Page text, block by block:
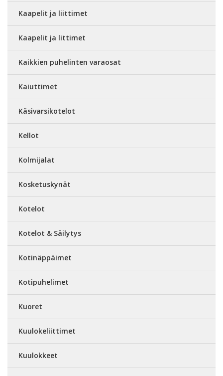
Kaapelit ja liittimet
Kaapelit ja littimet
Kaikkien puhelinten varaosat
Kaiuttimet
Käsivarsikotelot
Kellot
Kolmijalat
Kosketuskynät
Kotelot
Kotelot & Säilytys
Kotinäppäimet
Kotipuhelimet
Kuoret
Kuulokeliittimet
Kuulokkeet